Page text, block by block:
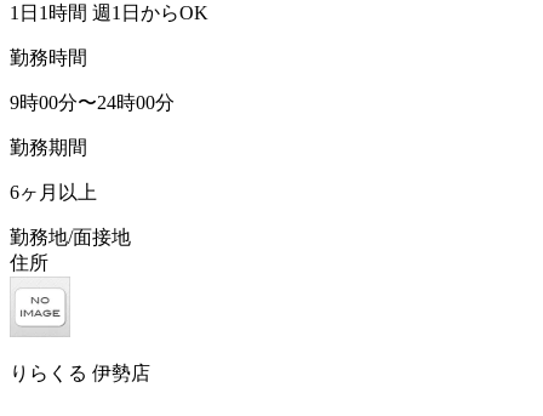
1日1時間 週1日からOK
勤務時間
9時00分〜24時00分
勤務期間
6ヶ月以上
勤務地/面接地
住所
りらくる 伊勢店